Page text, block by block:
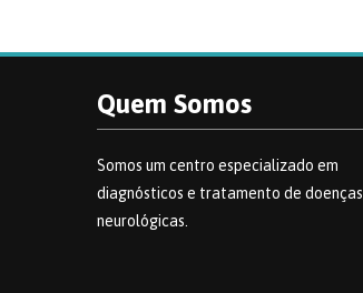
Quem Somos
Somos um centro especializado em
diagnósticos e tratamento de doenças
neurológicas.